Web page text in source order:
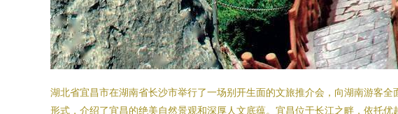
湖北省宜昌市在湖南省长沙市举行了一场别开生面的文旅推介会，向湖南游客
形式，介绍了宜昌的绝美自然景观和深厚人文底蕴。宜昌位于长江之畔，依托